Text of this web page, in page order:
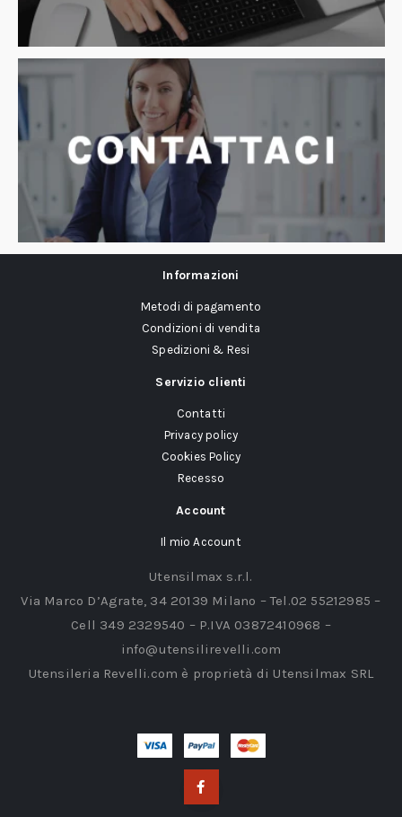
Informazioni
Metodi di pagamento
Condizioni di vendita
Spedizioni & Resi
Servizio clienti
Contatti
Privacy policy
Cookies Policy
Recesso
Account
Il mio Account
Utensilmax s.r.l.
Via Marco D’Agrate, 34 20139 Milano – Tel.02 55212985 –
Cell 349 2329540 – P.IVA 03872410968 –
info@utensilirevelli.com
Utensileria Revelli.com è proprietà di Utensilmax SRL